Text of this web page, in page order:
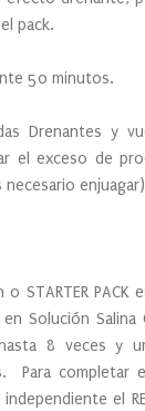
pack.
50 minutos.
Drenantes y
el exceso de
o STARTER
en Solución
8 veces y
Para completar
el